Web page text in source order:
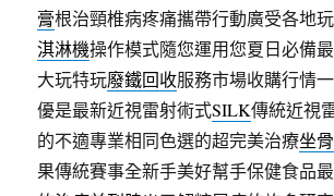
膏根治頸椎病疼痛攜帶行動廣受各地
淇淋機操作模式隨您運用您夏日必備
大玩特玩廢鐵回收服務市場收購行情
優是最新近視雷射術式SILK傳統近視
的不適專業相同色選的超完美治療坐
果傳統賽事全新手美好幫手保健食品